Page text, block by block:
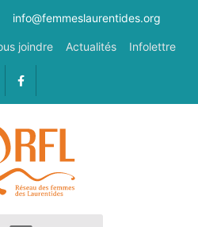
info@femmeslaurentides.org
joindre Actualités Infolettre